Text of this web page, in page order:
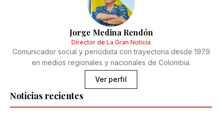
Noticias recientes
Jorge Medina Rendón
Director de La Gran Noticia
Comunicador social y periodista con trayectoria desde 1979
en medios regionales y nacionales de Colombia.
Ver perfil